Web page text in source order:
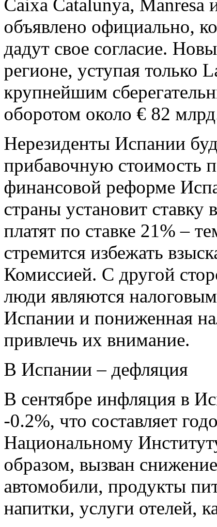
Caixa Catalunya, Manresa
объявлено официально,
дадут свое согласие.
регионе, уступая только
крупнейшим
оборотом около € 82
Нерезиденты Испании
прибавочную стоимость
финансовой реформе
страны установит
платят по ставке 21% –
стремится избежать
Комиссией. С другой
люди являются
Испании и пониженная
привлечь их внимание.
В Испании – дефляция
В сентябре инфляция в
-0.2%, что составляет
Национальному
образом, вызван
автомобили, продукты
напитки, услуги отелей,